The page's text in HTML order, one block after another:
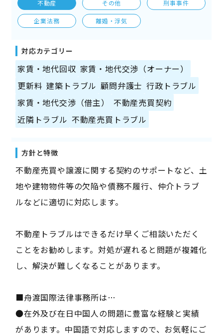
不動産 その他 刑事事件
企業法務 離婚・浮気
対応カテゴリー
家賃・地代回収 家賃・地代交渉（オーナー）
更新料 建築トラブル 顧問弁護士 行政トラブル
家賃・地代交渉（借主）
不動産売買契約
近隣トラブル 不動産売買トラブル
方針と特徴
不動産売買や譲渡に関する契約のサポートなど、土
地や建物物件等の欠陥や債務不履行、仲介トラブ
ルなどに適切に対応します。
不動産トラブルはできるだけ早くご相談いただく
ことをお勧めします。対処が遅れると問題が複雑化
し、解決が難しくなることがあります。
■舟渡国際法律事務所は…
●在外及び在日中国人の問題に豊富な経験と実績
があります。中国語で対応しますので、お気軽にご